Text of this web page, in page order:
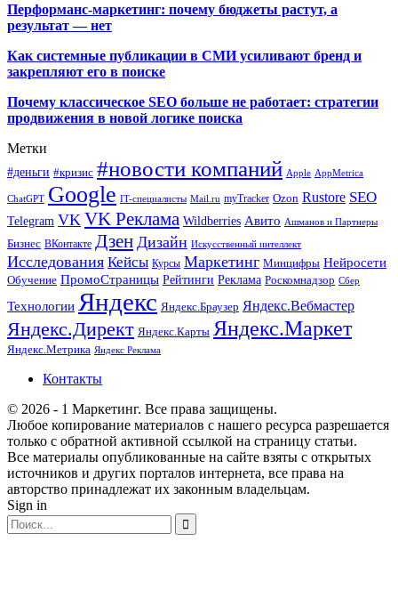
Перформанс-маркетинг: почему бюджеты растут, а
результат — нет
Как системные публикации в СМИ усиливают бренд и
закрепляют его в поиске
Почему классическое SEO больше не работает: стратегии
продвижения в новой логике поиска
Метки
#деньги #кризис #новости компаний Apple AppMetrica
ChatGPT Google IT-специалисты Mail.ru myTracker Ozon Rustore SEO
Telegram VK VK Реклама Wildberries Авито Ашманов и Партнеры
Бизнес ВКонтакте Дзен Дизайн Искусственный интеллект
Исследования Кейсы Курсы Маркетинг Минцифры Нейросети
Обучение ПромоСтраницы Рейтинги Реклама Роскомнадзор Сбер
Технологии Яндекс Яндекс.Браузер Яндекс.Вебмастер
Яндекс.Директ Яндекс.Карты Яндекс.Маркет
Яндекс.Метрика Яндекс Реклама
Контакты
© 2026 - 1 Маркетинг. Все права защищены.
Любое копирование материалов с нашего ресурса разрешается
только с обратной активной ссылкой на страницу статьи.
Все материалы опубликованные на сайте взяты с открытых
источников и других порталов интернета, все права на
авторство принадлежат их законным владельцам.
Sign in